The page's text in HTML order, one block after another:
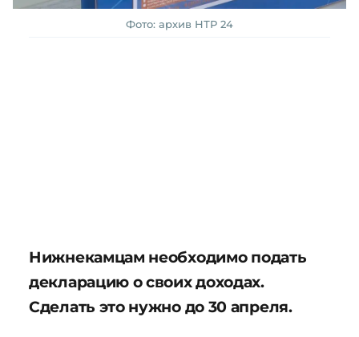
Фото: архив НТР 24
Нижнекамцам необходимо подать
декларацию о своих доходах.
Сделать это нужно до 30 апреля.